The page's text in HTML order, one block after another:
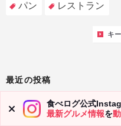
パン レストラン
キ
最近の投稿
店主による日本料理
食べログ公式
最新グルメ情報を